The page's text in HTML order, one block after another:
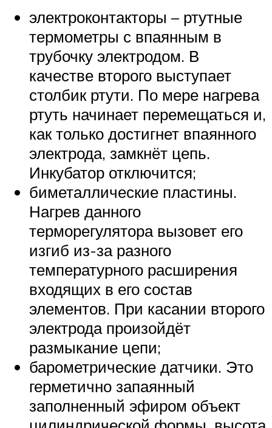
электроконтакторы – ртутные
термометры с впаянным в
трубочку электродом. В
качестве второго выступает
столбик ртути. По мере нагрева
ртуть начинает перемещаться и,
как только достигнет впаянного
электрода, замкнёт цепь.
Инкубатор отключится;
биметаллические пластины.
Нагрев данного
терморегулятора вызовет его
изгиб из-за разного
температурного расширения
входящих в его состав
элементов. При касании второго
электрода произойдёт
размыкание цепи;
барометрические датчики. Это
герметично запаянный
заполненный эфиром объект